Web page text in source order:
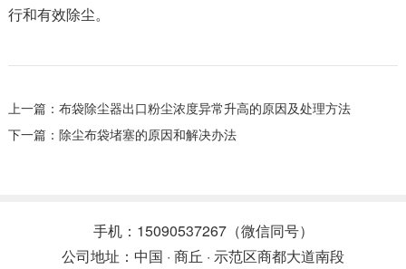
行和有效除尘。
上一篇： 布袋除尘器出口粉尘浓度异常升高的原因及处理方法
下一篇： 除尘布袋堵塞的原因和解决办法
手机：15090537267（微信同号）
公司地址：中国 · 商丘 · 示范区商都大道南段